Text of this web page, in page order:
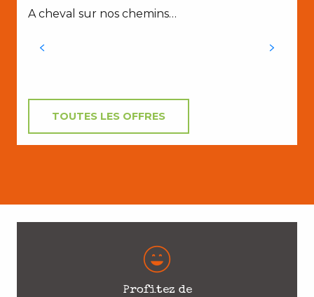
A cheval sur nos chemins…
TOUTES LES OFFRES
Profitez de